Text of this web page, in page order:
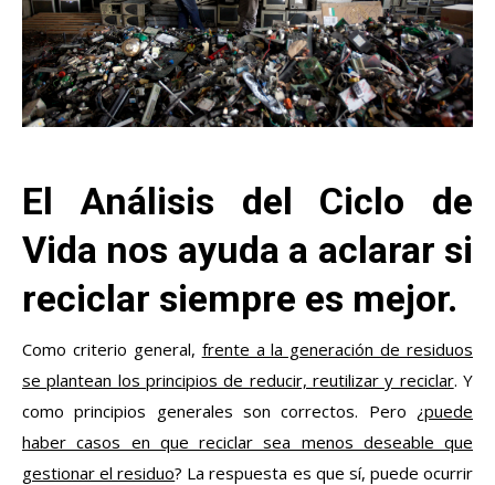
El Análisis del Ciclo de
Vida nos ayuda a aclarar si
reciclar siempre es mejor.
Como criterio general, frente a la generación de residuos
se plantean los principios de reducir, reutilizar y reciclar. Y
como principios generales son correctos. Pero ¿puede
haber casos en que reciclar sea menos deseable que
gestionar el residuo? La respuesta es que sí, puede ocurrir